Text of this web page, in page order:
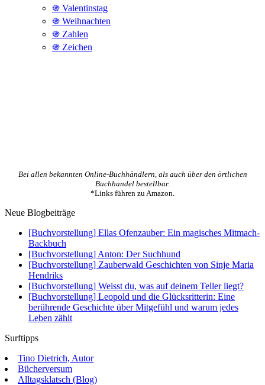
֍ Valentinstag
֍ Weihnachten
֍ Zahlen
֍ Zeichen
Bei allen bekannten Online-Buchhändlern, als auch über den örtlichen
Buchhandel bestellbar.
*Links führen zu Amazon.
Neue Blogbeiträge
[Buchvorstellung] Ellas Ofenzauber: Ein magisches Mitmach-
Backbuch
[Buchvorstellung] Anton: Der Suchhund
[Buchvorstellung] Zauberwald Geschichten von Sinje Maria
Hendriks
[Buchvorstellung] Weisst du, was auf deinem Teller liegt?
[Buchvorstellung] Leopold und die Glücksritterin: Eine
berührende Geschichte über Mitgefühl und warum jedes
Leben zählt
Surftipps
Tino Dietrich, Autor
Bücherversum
Alltagsklatsch (Blog)